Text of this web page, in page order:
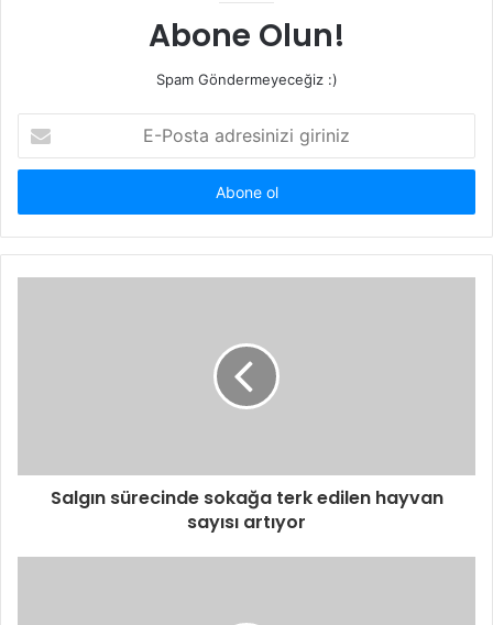
Abone Olun!
Spam Göndermeyeceğiz :)
Posta
adresinizi
Salgın sürecinde sokağa terk edilen hayvan
sayısı artıyor